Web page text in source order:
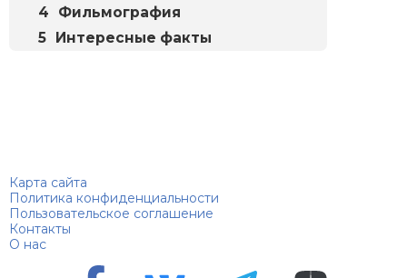
Фильмография
Интересные факты
Карта сайта
Политика конфиденциальности
Пользовательское соглашение
Контакты
О нас